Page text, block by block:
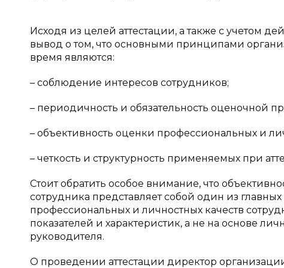
Исходя из целей аттестации, а также с учетом
вывод о том, что основными принципами
время являются:
– соблюдение интересов сотрудников;
– периодичность и обязательность оценочной
– объективность оценки профессиональных и
– четкость и структурность применяемых при
Стоит обратить особое внимание, что
сотрудника представляет собой один из
профессиональных и личностных качеств
показателей и характеристик, а не на основе
руководителя.
О проведении аттестации директор